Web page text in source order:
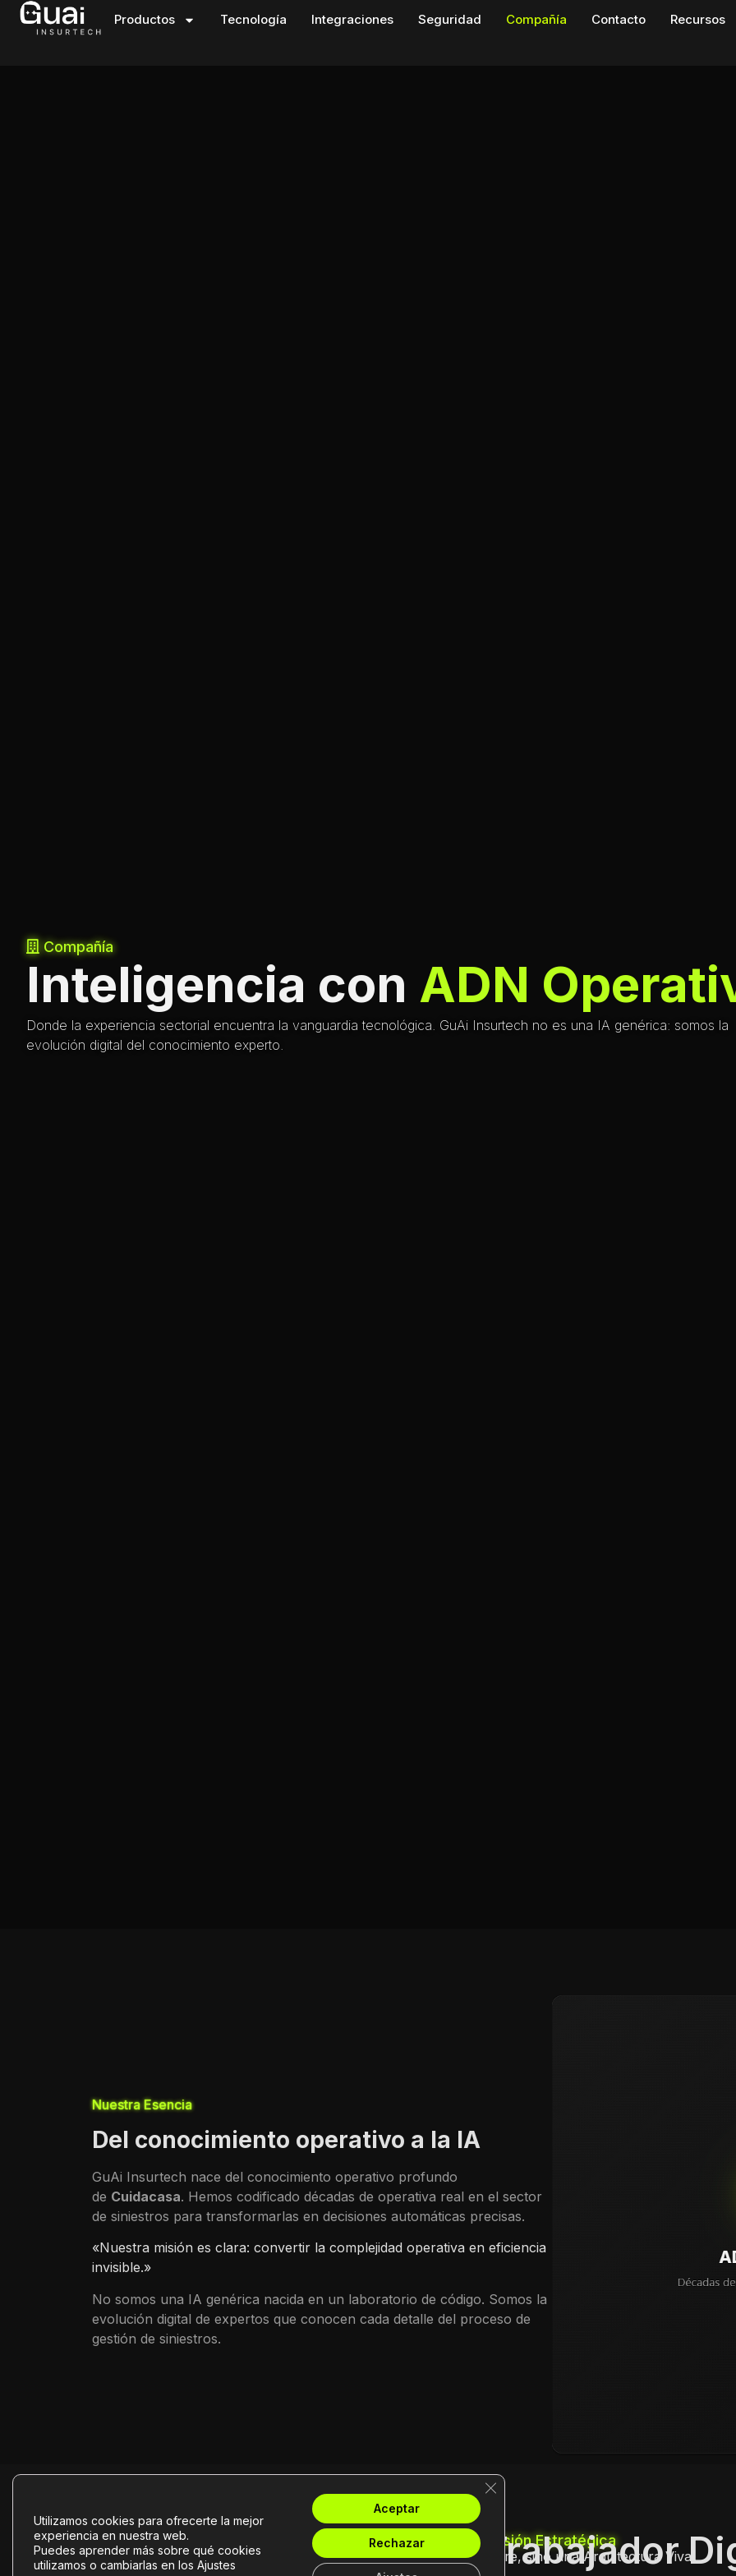
Productos Tecnología Integraciones Seguridad Compañía Contacto Recursos
Compañía
Inteligencia con ADN
Donde la experiencia sectorial encuentra la vanguardia tecnológica. GuAi Insurtech no es una IA genérica: somos la
evolución digital del conocimiento experto.
Nuestra Esencia
Del conocimiento operativo a la IA
GuAi Insurtech nace del conocimiento operativo profundo
de Cuidacasa. Hemos codificado décadas de operativa real en el sector
de siniestros para transformarlas en decisiones automáticas precisas.
«Nuestra misión es clara: convertir la complejidad operativa en eficiencia
invisible.»
No somos una IA genérica nacida en un laboratorio de código. Somos la
evolución digital de expertos que conocen cada detalle del proceso de
gestión de siniestros.
Visión Estratégica
La Era del Trabajador
No solo software, sino una Arquitectura Viva.
Utilizamos cookies para ofrecerte la mejor
experiencia en nuestra web.
Puedes aprender más sobre qué cookies
utilizamos o cambiarlas en los Ajustes
Aceptar
Rechazar
Cerrar el banner de cookies RGPD